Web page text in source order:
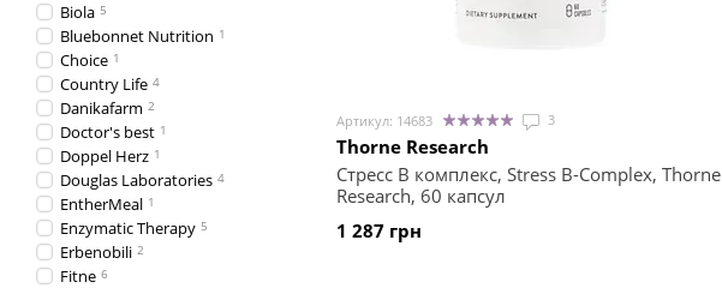
Артикул: 14683 3
Thorne Research
Стресс В комплекс, Stress B-Complex, Thorne
Research, 60 капсул
1 287 грн
Biola 5
Bluebonnet Nutrition 1
Choice 1
Country Life 4
Danikafarm 2
Doctor's best 1
Doppel Herz 1
Douglas Laboratories 4
EntherMeal 1
Enzymatic Therapy 5
Erbenobili 2
Fitne 6